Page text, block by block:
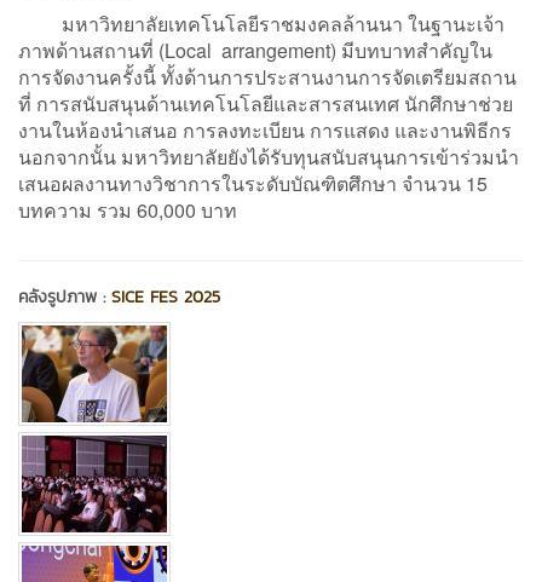
มหาวิทยาลัยเทคโนโลยีราชมงคลล้านนา ในฐานะเจ้า
ภาพด้านสถานที่ (Local arrangement) มีบทบาทสำคัญใน
การจัดงานครั้งนี้ ทั้งด้านการประสานงานการจัดเตรียมสถาน
ที่ การสนับสนุนด้านเทคโนโลยีและสารสนเทศ นักศึกษาช่วย
งานในห้องนำเสนอ การลงทะเบียน การแสดง และงานพิธีกร
นอกจากนั้น มหาวิทยาลัยยังได้รับทุนสนับสนุนการเข้าร่วมนำ
เสนอผลงานทางวิชาการในระดับบัณฑิตศึกษา จำนวน 15
บทความ รวม 60,000 บาท
คลังรูปภาพ :SICE FES 2025